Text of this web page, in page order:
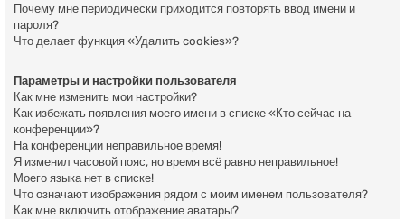
Почему мне периодически приходится повторять ввод имени и
пароля?
Что делает функция «Удалить cookies»?
Параметры и настройки пользователя
Как мне изменить мои настройки?
Как избежать появления моего имени в списке «Кто сейчас на
конференции»?
На конференции неправильное время!
Я изменил часовой пояс, но время всё равно неправильное!
Моего языка нет в списке!
Что означают изображения рядом с моим именем пользователя?
Как мне включить отображение аватары?